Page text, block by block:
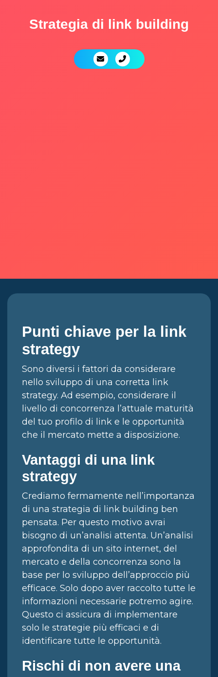
Strategia di link building
Punti chiave per la link
strategy
Sono diversi i fattori da considerare
nello sviluppo di una corretta link
strategy. Ad esempio, considerare il
livello di concorrenza l’attuale maturità
del tuo profilo di link e le opportunità
che il mercato mette a disposizione.
Vantaggi di una link
strategy
Crediamo fermamente nell’importanza
di una strategia di link building ben
pensata. Per questo motivo avrai
bisogno di un’analisi attenta. Un’analisi
approfondita di un sito internet, del
mercato e della concorrenza sono la
base per lo sviluppo dell’approccio più
efficace. Solo dopo aver raccolto tutte le
informazioni necessarie potremo agire.
Questo ci assicura di implementare
solo le strategie più efficaci e di
identificare tutte le opportunità.
Rischi di non avere una